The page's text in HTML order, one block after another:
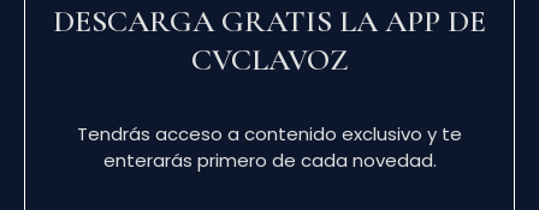
DESCARGA GRATIS LA APP DE
CVCLAVOZ
Tendrás acceso a contenido exclusivo y te
enterarás primero de cada novedad.